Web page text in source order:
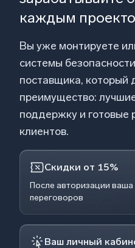
каждым
Вы уже монтируете
системы
поставщика, который
преимущество:
поддержку и
клиентов.
Скидки от 15%
После авторизации
переговоров
Ваш личный